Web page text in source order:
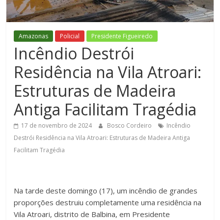
Figueiredo
Amazonas Policial Presidente Figueiredo
Incêndio Destrói
Residência na Vila Atroari:
Estruturas de Madeira
Antiga Facilitam Tragédia
17 de novembro de 2024 Bosco Cordeiro
Incêndio
Destrói Residência na Vila Atroari: Estruturas de Madeira Antiga
Facilitam Tragédia
Na tarde deste domingo (17), um incêndio de grandes
proporções destruiu completamente uma residência na
Vila Atroari, distrito de Balbina, em Presidente